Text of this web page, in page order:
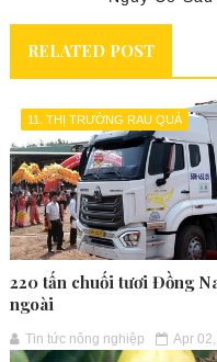
RELATED POST
11. THỊ TRƯỜNG RAU QUẢ
220 tấn chuối tươi Đồng
ngoài
Tin tức nông nghiệp Apr